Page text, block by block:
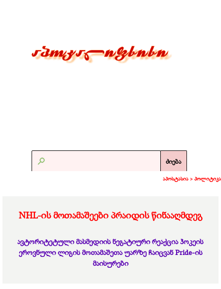
ძიება
აპოსტასია > პოლიტიკა
NHL-ის მოთამაშეები პრაიდის წინააღმდეგ
ავტორიტეტული მასმედიის ნეგატიური რეაქცია ჰოკეის
ეროვნული ლიგის მოთამაშეთა უარზე ჩაიცვან Pride-ის
მაისურები